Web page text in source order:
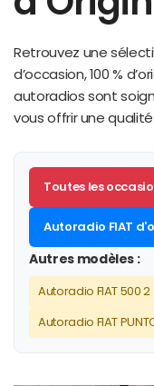
Retrouvez une
d’occasion, 100 %
autoradios sont
vous offrir une
Toutes les
Autoradio FIAT
Autres modèles :
Autoradio FIAT 500 2
Autoradio FIAT